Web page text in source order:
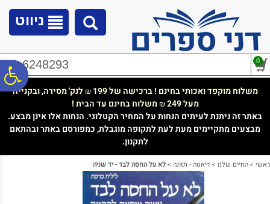
נגישות
ניווט
02-6248293 0
משלוח מוקפד ואכותי בחינם ! ברכישה של 199 ₪ לנק' מסירה, ובקנייה
מעל 249
₪משלוח בחינם עד הבית !
באתר זה ניתנת לעיתים הנחות על המחיר הקטלוגי. הנחות אלו אינן מבצע.
מבצעים מתקיימים מעת לעת לתקופה מוגבלת, כמפורסם באתר ובהתאם
לתקנון.
ראשי >החיים שלנו >דיאטה - תזונה >לא על החסה לבד - יד שניה